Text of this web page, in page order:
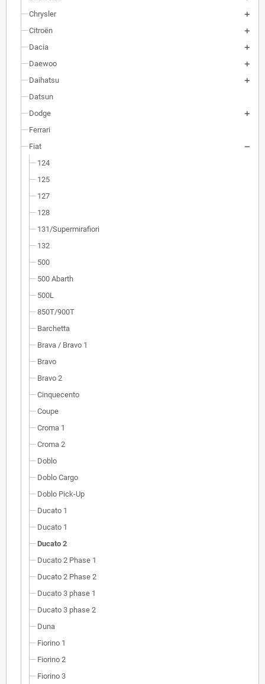
Chrysler
Citroën
Dacia
Daewoo
Daihatsu
Datsun
Dodge
Ferrari
Fiat
124
125
127
128
131/Supermirafiori
132
500
500 Abarth
500L
850T/900T
Barchetta
Brava / Bravo 1
Bravo
Bravo 2
Cinquecento
Coupe
Croma 1
Croma 2
Doblo
Doblo Cargo
Doblo Pick-Up
Ducato 1
Ducato 1
Ducato 2
Ducato 2 Phase 1
Ducato 2 Phase 2
Ducato 3 phase 1
Ducato 3 phase 2
Duna
Fiorino 1
Fiorino 2
Fiorino 3